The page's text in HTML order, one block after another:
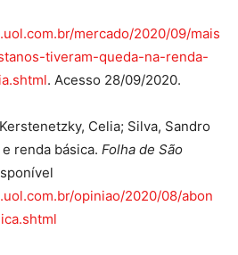
mercado/2020/09/mais
tiveram-queda-na-renda-
. Acesso 28/09/2020.
Celia; Silva, Sandro
renda básica. Folha de São
opiniao/2020/08/abon